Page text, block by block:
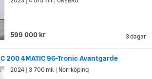
3 dagar
599 000 kr
200 4MATIC 9G-Tronic Avantgarde
2024 3 700 mil Norrköping